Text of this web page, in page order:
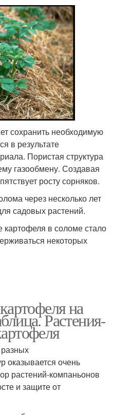
сохранить необходимую
в результате
Пористая структура
газообмену. Создавая
росту сорняков.
через несколько лет
садовых растений.
в соломе стало
некоторых
на
Растения-
оказывается очень
растений-компаньонов
и защите от